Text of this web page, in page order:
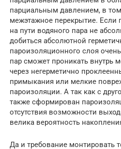
парциальным давлением, в
межэтажное перекрытие.
на пути водяного пара не
добиться абсолютной
пароизоляционного слоя
пар сможет проникать внутрь
через негерметично
примыкания или мелкие
пароизоляции. А так как с
также сформирован
отсутствия возможности
велика вероятность
Да и требование монтировать